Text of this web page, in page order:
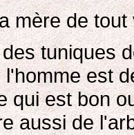
mère de
tuniques
est
qui est bon
aussi de